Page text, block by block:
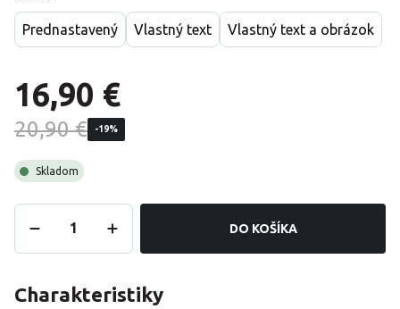
Prednastavený Vlastný text Vlastný text a obrázok
16,90 €
20,90 € -19%
Skladom
DO KOŠÍKA
Charakteristiky